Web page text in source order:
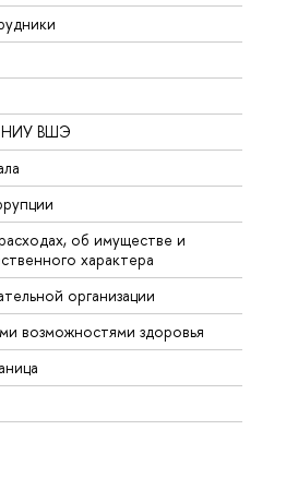
НИУ ВШЭ
об имуществе и
характера
организации
возможностями здоровья